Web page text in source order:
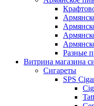
Разные
Витрина магазина
Cигареты
SPS